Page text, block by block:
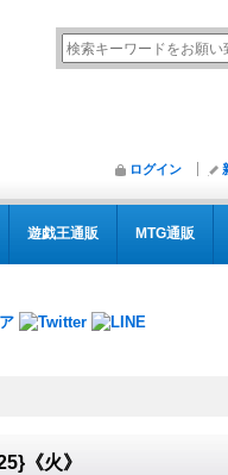
ログイン
遊戯王通販 MTG通販
《火》